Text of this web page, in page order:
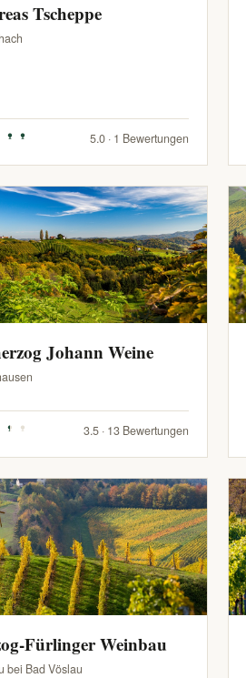
Tscheppe
5.0 · 1 Bewertungen
Johann Weine
3.5 · 13 Bewertungen
Fürlinger Weinbau
bei Bad Vöslau